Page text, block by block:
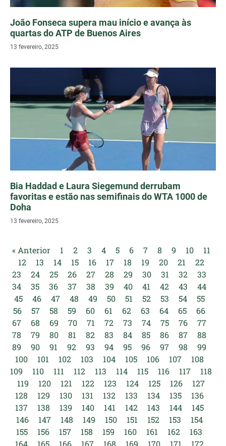
João Fonseca supera mau início e avança às
quartas do ATP de Buenos Aires
13 fevereiro, 2025
Bia Haddad e Laura Siegemund derrubam
favoritas e estão nas semifinais do WTA 1000 de
Doha
13 fevereiro, 2025
« Anterior 1 2 3 4 5 6 7 8 9 10
11
12
13 14 15 16 17 18 19 20 21
22
23
24 25 26 27 28 29 30 31 32
33
34
35 36 37 38 39 40 41 42 43
44
45
46 47 48 49 50 51 52 53 54
55
56
57 58 59 60 61 62 63 64 65
66
67
68 69 70 71 72 73 74 75 76
77
78
79 80 81 82 83 84 85 86 87
88
89
90 91 92 93 94 95 96 97 98
99
100
101 102 103 104 105 106 107
108
109
110 111 112 113 114 115 116 117
118
119
120 121 122 123 124 125 126
127
128
129 130 131 132 133 134 135
136
137
138 139 140 141 142 143 144
145
146
147 148 149 150 151 152 153
154
155
156 157 158 159 160 161 162
163